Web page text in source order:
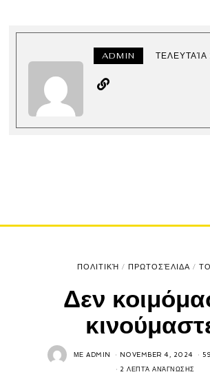
ADMIN
ΠΟΛΙΤΙΚΉ / ΠΡΩΤΟΣΈΛΙΔΑ /
Δεν
ΜΕADMIN NOVEMBER 4, 2024
2 ΛΕΠΤΆ ΑΝΆΓΝΩΣΗΣ